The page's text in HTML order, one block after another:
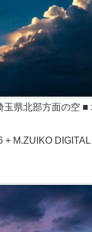
玉県北部方面の空 ■
+ M.ZUIKO